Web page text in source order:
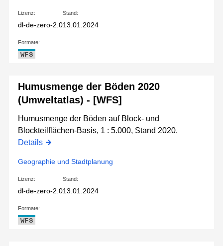
Lizenz:
dl-de-zero-2.0
Stand:
13.01.2024
Formate:
WFS
Humusmenge der Böden 2020
(Umweltatlas) - [WFS]
Humusmenge der Böden auf Block- und
Blockteilflächen-Basis, 1 : 5.000, Stand 2020.
Details
Geographie und Stadtplanung
Lizenz:
dl-de-zero-2.0
Stand:
13.01.2024
Formate:
WFS